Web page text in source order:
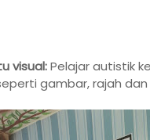
visual:Pelajar autistik
gambar, rajah